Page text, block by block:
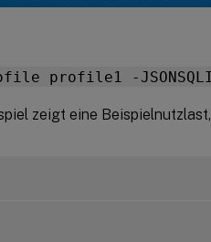
profile1 -
zeigt eine